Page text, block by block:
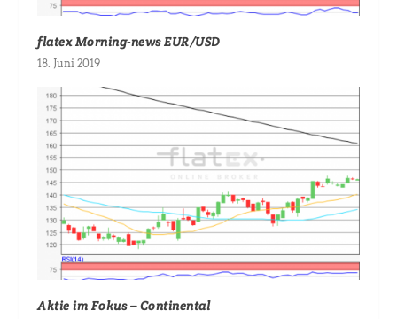
flatex Morning-news EUR/USD
18. Juni 2019
Aktie im Fokus – Continental